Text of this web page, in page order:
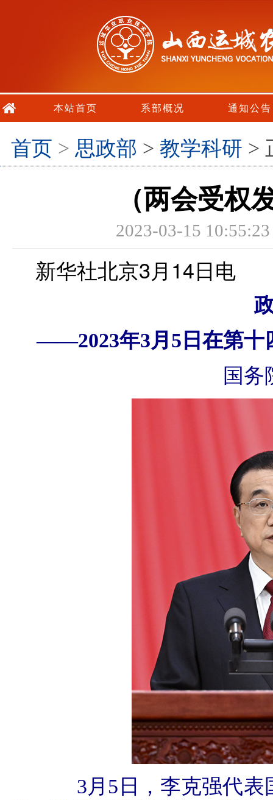
本站首页 系部概况 通知公告
首页 > 思政部 > 教学科研 >
（两会受权
2023-03-15
新华社北京3月14日电
——2023年3月5日在第十
国
3月5日，李克强代